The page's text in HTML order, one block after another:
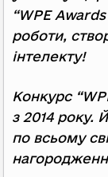
“WPE
роботи,
інтелекту!
Конкурс
з 2014 року.
по всьому